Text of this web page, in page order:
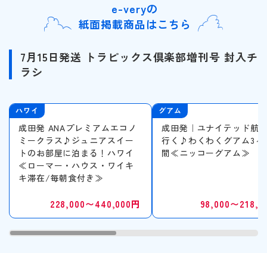
e-veryの
紙面掲載商品はこちら
7月15日発送 トラピックス倶楽部増刊号 封入チ
ラシ
ハワイ
成田発 ANAプレミアムエコノ
ミークラス♪ジュニアスイー
トのお部屋に泊まる！ハワイ
≪ローマー・ハウス・ワイキ
キ滞在/毎朝食付き≫
228,000〜440,000円
グアム
成田発｜ユナイテッド航
行く♪わくわくグアム3～
間≪ニッコーグアム≫
98,000〜
2026年11月 この月をすべて選択
日 月 火 水 木 金 土
8 9 10 11 12 13
15 16 17 18 19 20 21
29 30
自然探訪
オーロラ観賞
島めぐり
紅葉
ビーチ・リゾート
避暑地